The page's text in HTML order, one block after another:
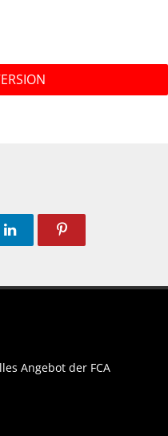
Angebot der FCA